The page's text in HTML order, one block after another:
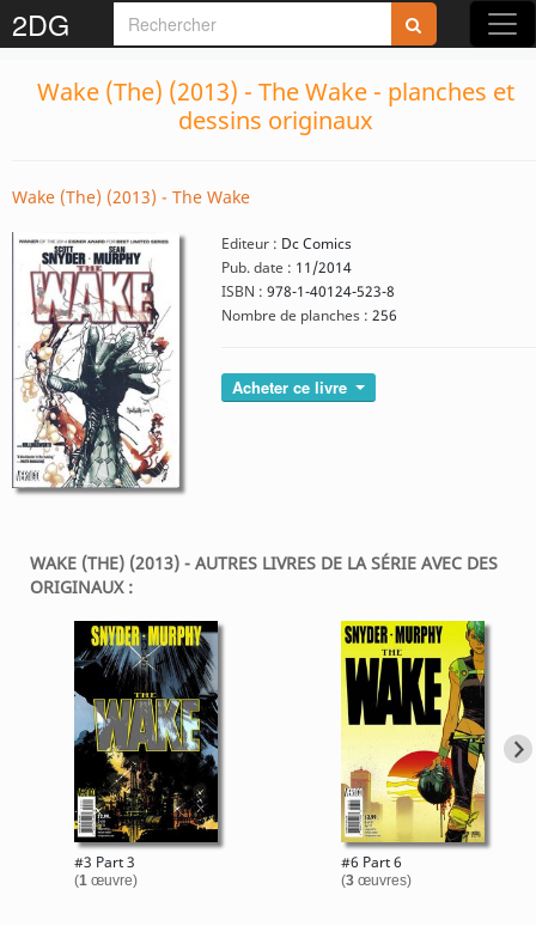
2DG
Wake (The) (2013) - The Wake - planches et
dessins originaux
Wake (The) (2013) - The Wake
Editeur : Dc Comics
Pub. date : 11/2014
ISBN : 978-1-40124-523-8
Nombre de planches : 256
Acheter ce livre
WAKE (THE) (2013) - AUTRES LIVRES DE LA SÉRIE AVEC DES
ORIGINAUX :
#3 Part 3
(1œuvre)
#6 Part 6
(3 œuvres)